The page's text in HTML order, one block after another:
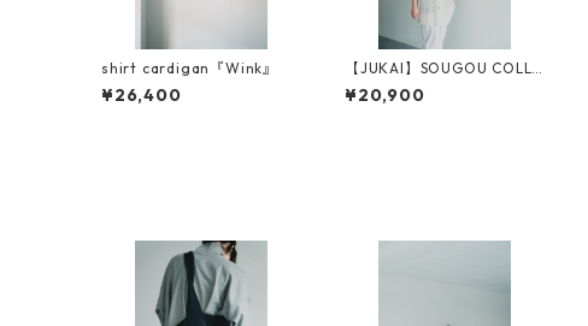
shirt cardigan『Wink』
¥26,400
【JUKAI】SOUGOU COLLA
R SHIRTS（NON-SLEEVE）
¥20,900